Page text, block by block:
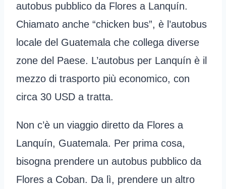
autobus pubblico da Flores a Lanquín.
Chiamato anche “chicken bus”, è l’autobus
locale del Guatemala che collega diverse
zone del Paese. L’autobus per Lanquín è il
mezzo di trasporto più economico, con
circa 30 USD a tratta.
Non c’è un viaggio diretto da Flores a
Lanquín, Guatemala. Per prima cosa,
bisogna prendere un autobus pubblico da
Flores a Coban. Da lì, prendere un altro